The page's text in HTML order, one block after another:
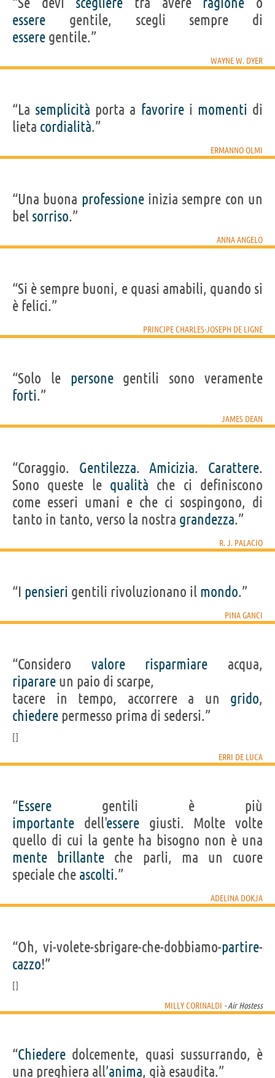
essere gentile, scegli sempre di
essere gentile.”
WAYNE W. DYER
“La semplicità porta a favorirei momenti di
lieta cordialità.”
ERMANNO OLMI
“Una buona professioneinizia sempre con un
bel sorriso.”
ANNA ANGELO
“Si è sempre buoni, e quasi amabili, quando si
è felici.”
PRINCIPE CHARLES-JOSEPH DE LIGNE
“Solo le personegentili sono veramente
forti.”
JAMES DEAN
“Coraggio. Gentilezza.Amicizia. Carattere.
Sono queste le qualità che ci definiscono
come esseri umani e che ci sospingono, di
tanto in tanto, verso la nostra grandezza.”
R. J. PALACIO
“I pensieri gentili rivoluzionano il mondo.”
PINA GANCI
“Considero valore risparmiare acqua,
riparare un paio di scarpe,
tacere in tempo, accorrere a un grido,
chiedere permesso prima di sedersi.”
ERRI DE LUCA
“Essere gentili è più
importante dell'esseregiusti. Molte volte
quello di cui la gente ha bisogno non è una
mente
brillante che parli, ma un cuore
speciale che ascolti.”
ADELINA DOKJA
“Oh, vi-volete-sbrigare-che-dobbiamo-partire-
cazzo!”
MILLY CORINALDI - Air Hostess
“Chiedere dolcemente, quasi sussurrando, è
una preghiera all’anima, già esaudita.”